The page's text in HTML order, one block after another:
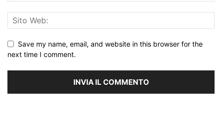
Save my name, email, and website in this browser for the
next time I comment.